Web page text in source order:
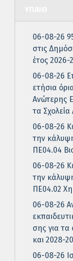
06-08-26
στις
έτος 2026-
06-08-26
ετήσια
Ανώτερης
τα Σχολεία
06-08-26
την
ΠΕ04.04
06-08-26
την
ΠΕ04.02
06-08-26
σης για τα
και 2028-
06-08-26